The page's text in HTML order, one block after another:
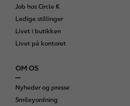
Job hos Circle K
Ledige stillinger
Livet i butikken
Livet på kontoret
OM OS
Nyheder og presse
Smileyordning